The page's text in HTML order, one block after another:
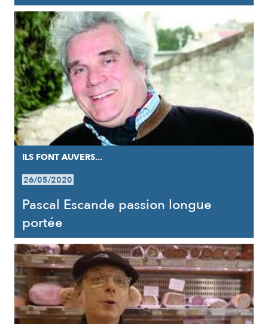
ILS FONT AUVERS...
26/05/2020
Pascal Escande passion longue
portée